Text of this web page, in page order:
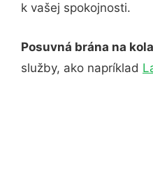
k vašej spokojnosti.
Posuvná brána na
služby, ako napríklad